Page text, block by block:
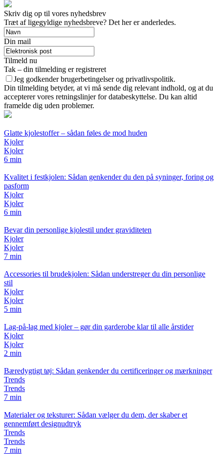
Skriv dig op til vores nyhedsbrev
Træt af ligegyldige nyhedsbreve? Det her er anderledes.
Din mail
Tilmeld nu
Tak – din tilmelding er registreret
Jeg godkender brugerbetingelser og privatlivspolitik.
Din tilmelding betyder, at vi må sende dig relevant indhold, og at du
accepterer vores retningslinjer for databeskyttelse. Du kan altid
framelde dig uden problemer.
Glatte kjolestoffer – sådan føles de mod huden
Kjoler
Kjoler
6 min
Kvalitet i festkjolen: Sådan genkender du den på syninger, foring og
pasform
Kjoler
Kjoler
6 min
Bevar din personlige kjolestil under graviditeten
Kjoler
Kjoler
7 min
Accessories til brudekjolen: Sådan understreger du din personlige
stil
Kjoler
Kjoler
5 min
Lag-på-lag med kjoler – gør din garderobe klar til alle årstider
Kjoler
Kjoler
2 min
Bæredygtigt tøj: Sådan genkender du certificeringer og mærkninger
Trends
Trends
7 min
Materialer og teksturer: Sådan vælger du dem, der skaber et
gennemført designudtryk
Trends
Trends
7 min